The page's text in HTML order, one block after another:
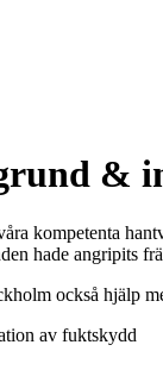
&
kompetenta
hade angripits
också hjälp